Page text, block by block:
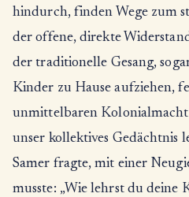
hindurch, finden Wege zum
der offene, direkte
der traditionelle Gesang,
Kinder zu Hause aufziehen,
unmittelbaren Kolonialmacht
unser kollektives Gedächtnis
Samer fragte, mit einer
musste: „Wie lehrst du deine